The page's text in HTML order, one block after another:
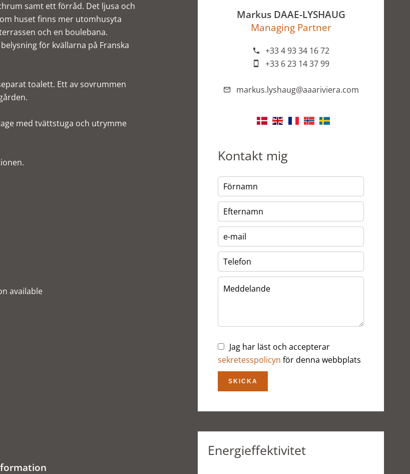
samt ett förråd. Det ljusa och
huset finns mer utomhusyta
och en boulebana.
för kvällarna på Franska
toalett. Ett av sovrummen
med tvättstuga och utrymme
available
Markus DAAE-LYSHAUG
Managing Partner
+33 4 93 34 16 72
+33 6 23 14 37 99
markus.lyshaug@aaariviera.com
Kontakt mig
Jag har läst och accepterar
sekretesspolicyn för denna webbplats
SKICKA
Energieffektivitet